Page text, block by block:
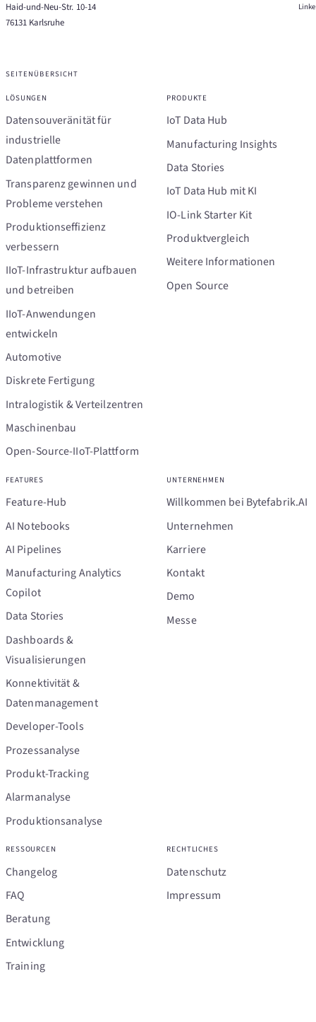
Haid-und-Neu-Str. 10-14
76131 Karlsruhe
SEITENÜBERSICHT
LÖSUNGEN
Datensouveränität für
industrielle
Datenplattformen
Transparenz gewinnen und
Probleme verstehen
Produktionseffizienz
verbessern
IIoT-Infrastruktur aufbauen
und betreiben
IIoT-Anwendungen
entwickeln
Automotive
Diskrete Fertigung
Intralogistik & Verteilzentren
Maschinenbau
Open-Source-IIoT-Plattform
PRODUKTE
IoT Data Hub
Manufacturing Insights
Data Stories
IoT Data Hub mit KI
IO-Link Starter Kit
Produktvergleich
Weitere Informationen
Open Source
FEATURES
Feature-Hub
AI Notebooks
AI Pipelines
Manufacturing Analytics
Copilot
Data Stories
Dashboards &
Visualisierungen
Konnektivität &
Datenmanagement
Developer-Tools
Prozessanalyse
Produkt-Tracking
Alarmanalyse
Produktionsanalyse
UNTERNEHMEN
Willkommen bei Bytefabrik.AI
Unternehmen
Karriere
Kontakt
Demo
Messe
RESSOURCEN
Changelog
FAQ
Beratung
Entwicklung
Training
RECHTLICHES
Datenschutz
Impressum